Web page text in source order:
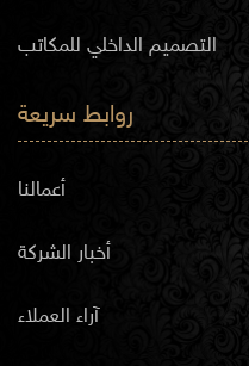
التصميم الداخلي للمكاتب
روابط سريعة
أعمالنا
أخبار الشركة
آراء العملاء